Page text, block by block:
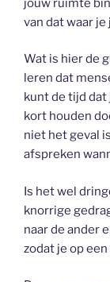
jouw ruimte
van dat waar
Wat is hier de
leren dat
kunt de tijd
kort houden
niet het geval
afspreken
Is het wel
knorrige
naar de ander
zodat je op